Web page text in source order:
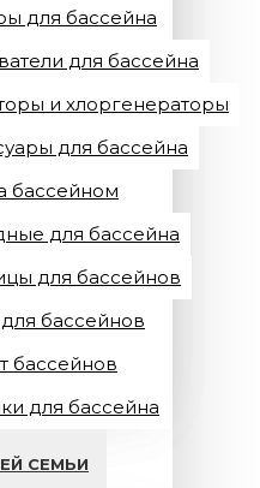
для бассейна
для бассейна
и хлоргенераторы
для бассейна
бассейном
для бассейна
для бассейнов
бассейнов
бассейнов
для бассейна
СЕМЬИ